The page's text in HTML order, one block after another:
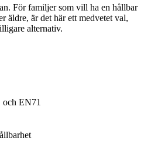
För familjer som vill ha en hållbar
äldre, är det här ett medvetet val,
alternativ.
och EN71